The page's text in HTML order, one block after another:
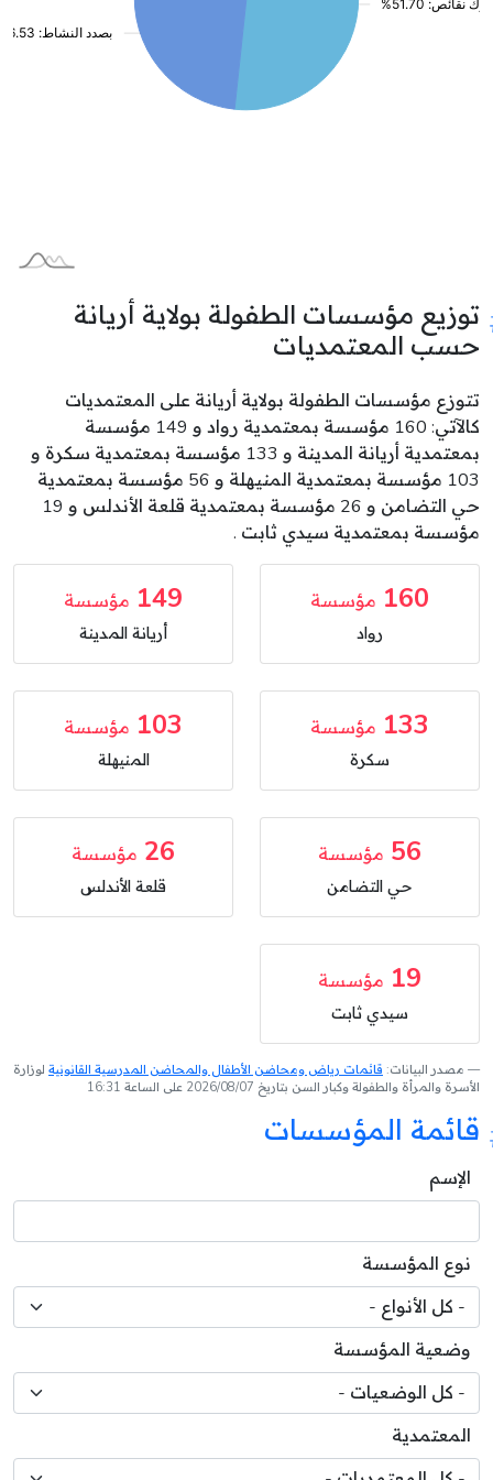
توزيع مؤسسات الطفولة بولاية أريانة
حسب المعتمديات
تتوزع مؤسسات الطفولة بولاية أريانة على المعتمديات
كالآتي: 160 مؤسسة بمعتمدية رواد و 149 مؤسسة
بمعتمدية أريانة المدينة و 133 مؤسسة بمعتمدية سكرة و
103 مؤسسة بمعتمدية المنيهلة و 56 مؤسسة بمعتمدية
حي التضامن و 26 مؤسسة بمعتمدية قلعة الأندلس و 19
مؤسسة بمعتمدية سيدي ثابت .
160 مؤسسة
رواد
149 مؤسسة
أريانة المدينة
133 مؤسسة
سكرة
103 مؤسسة
المنيهلة
56 مؤسسة
حي التضامن
26 مؤسسة
قلعة الأندلس
19 مؤسسة
سيدي ثابت
مصدر البيانات: قائمات رياض ومحاضن الأطفال والمحاضن المدرسية القانونية لوزارة
الأسرة والمرأة والطفولة وكبار السن بتاريخ 2026/08/07 على الساعة 16:31
قائمة المؤسسات
الإسم
نوع المؤسسة
وضعية المؤسسة
المعتمدية